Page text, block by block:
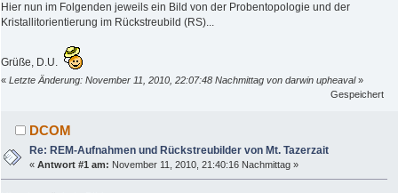
Hier nun im Folgenden jeweils ein Bild von der Probentopologie und der
Kristallitorientierung im Rückstreubild (RS)...
Grüße, D.U.
« Letzte Änderung: November 11, 2010, 22:07:48 Nachmittag von darwin upheaval»
Gespeichert
DCOM
Re: REM-Aufnahmen und Rückstreubilder von Mt. Tazerzait
«Antwort #1 am: November 11, 2010, 21:40:16 Nachmittag »